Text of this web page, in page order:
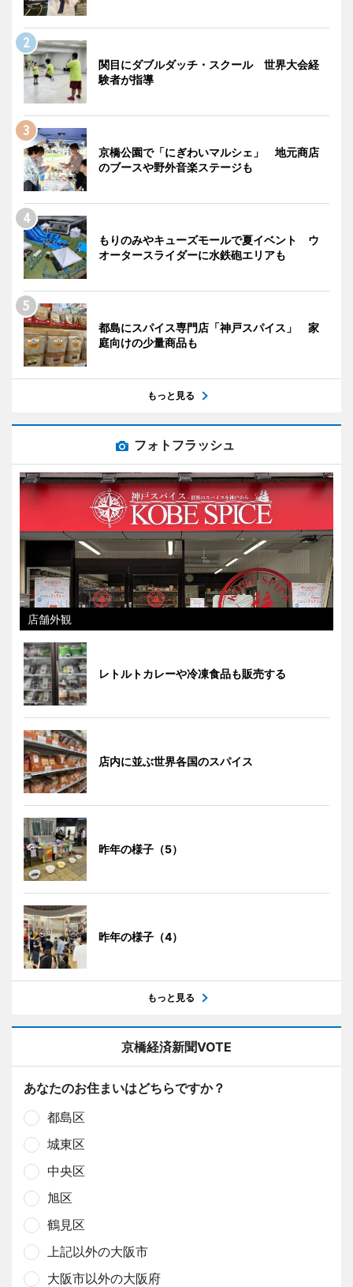
関目にダブルダッチ・スクール 世界大会経
験者が指導
京橋公園で「にぎわいマルシェ」 地元商店
のブースや野外音楽ステージも
もりのみやキューズモールで夏イベント ウ
オータースライダーに水鉄砲エリアも
都島にスパイス専門店「神戸スパイス」 家
庭向けの少量商品も
もっと見る
フォトフラッシュ
店舗外観
レトルトカレーや冷凍食品も販売する
店内に並ぶ世界各国のスパイス
昨年の様子（5）
昨年の様子（4）
もっと見る
京橋経済新聞VOTE
あなたのお住まいはどちらですか？
都島区
城東区
中央区
旭区
鶴見区
上記以外の大阪市
大阪市以外の大阪府